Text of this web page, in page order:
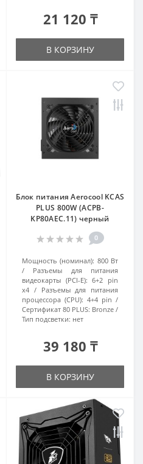
21 120 ₸
В КОРЗИНУ
Блок питания Aerocool KCAS
PLUS 800W (ACPB-
KP80AEC.11) черный
0
Мощность (номинал): 800 Вт
Разъемы для питания
видеокарты (PCI-E): 6+2 pin
x4
Разъемы для питания
процессора (CPU): 4+4 pin
Сертификат 80 PLUS: Bronze
Тип подсветки: нет
39 180 ₸
В КОРЗИНУ